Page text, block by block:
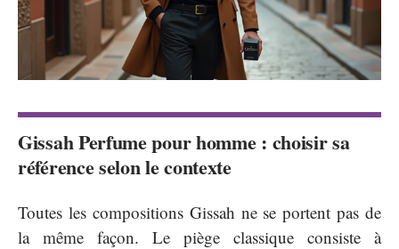
Gissah Perfume pour homme : choisir sa
référence selon le contexte
Toutes les compositions Gissah ne se portent pas de
la même façon. Le piège classique consiste à